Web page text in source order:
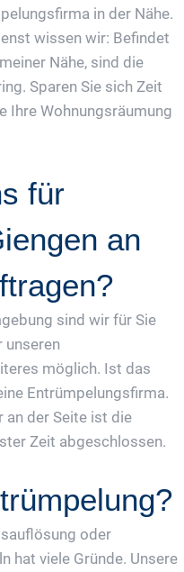
in der Nähe.
wissen wir: Befindet
Nähe, sind die
Sparen Sie sich Zeit
Ihre Wohnungsräumung
für
an
sind wir für Sie
unseren
möglich. Ist das
Entrümpelungsfirma.
an der Seite ist die
Zeit abgeschlossen.
oder
hat viele Gründe. Unsere